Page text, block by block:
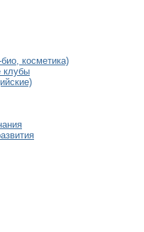
косметика)
клубы